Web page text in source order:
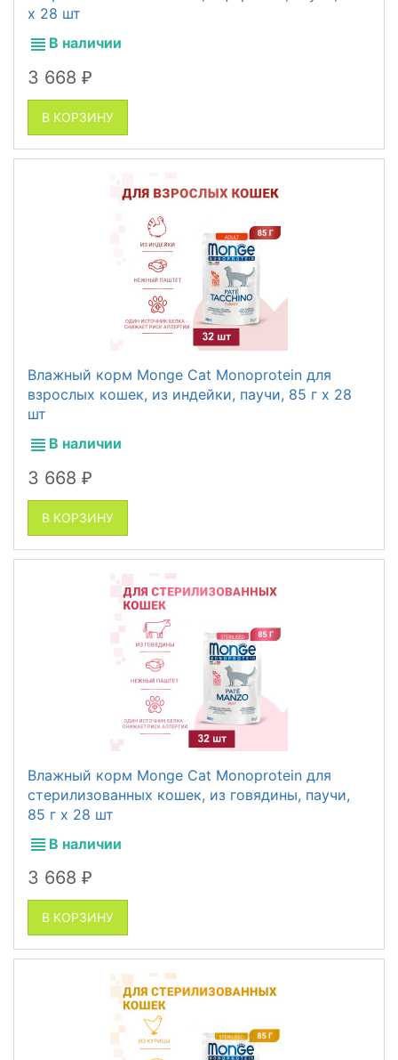
x 28 шт
В наличии
3 668 ₽
В КОРЗИНУ
Влажный корм Monge Cat Monoprotein для
взрослых кошек, из индейки, паучи, 85 г x 28
шт
В наличии
3 668 ₽
В КОРЗИНУ
Влажный корм Monge Cat Monoprotein для
стерилизованных кошек, из говядины, паучи,
85 г x 28 шт
В наличии
3 668 ₽
В КОРЗИНУ